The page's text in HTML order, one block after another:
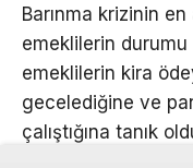
Barınma krizinin
emeklilerin
emeklilerin kira
gecelediğine ve
çalıştığına tanık
konut boş